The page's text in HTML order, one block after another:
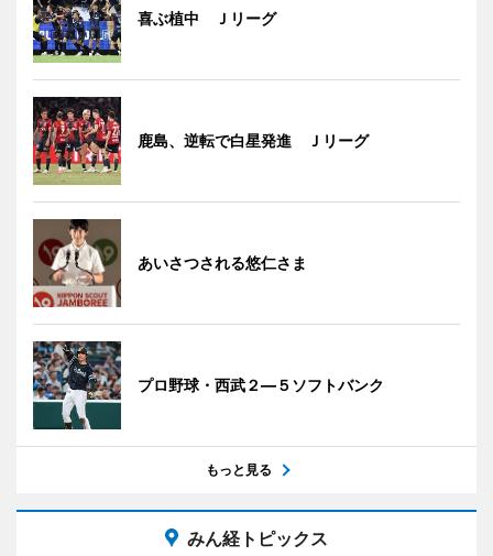
喜ぶ植中 Ｊリーグ
鹿島、逆転で白星発進 Ｊリーグ
あいさつされる悠仁さま
プロ野球・西武２―５ソフトバンク
もっと見る
みん経トピックス